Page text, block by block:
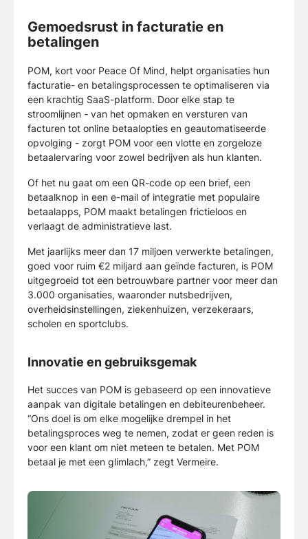
Gemoedsrust in facturatie en
betalingen
POM, kort voor Peace Of Mind, helpt organisaties hun
facturatie- en betalingsprocessen te optimaliseren via
een krachtig SaaS-platform. Door elke stap te
stroomlijnen - van het opmaken en versturen van
facturen tot online betaalopties en geautomatiseerde
opvolging - zorgt POM voor een vlotte en zorgeloze
betaalervaring voor zowel bedrijven als hun klanten.
Of het nu gaat om een QR-code op een brief, een
betaalknop in een e-mail of integratie met populaire
betaalapps, POM maakt betalingen frictieloos en
verlaagt de administratieve last.
Met jaarlijks meer dan 17 miljoen verwerkte betalingen,
goed voor ruim €2 miljard aan geïnde facturen, is POM
uitgegroeid tot een betrouwbare partner voor meer dan
3.000 organisaties, waaronder nutsbedrijven,
overheidsinstellingen, ziekenhuizen, verzekeraars,
scholen en sportclubs.
Innovatie en gebruiksgemak
Het succes van POM is gebaseerd op een innovatieve
aanpak van digitale betalingen en debiteurenbeheer.
“Ons doel is om elke mogelijke drempel in het
betalingsproces weg te nemen, zodat er geen reden is
voor een klant om niet meteen te betalen. Met POM
betaal je met een glimlach,” zegt Vermeire.